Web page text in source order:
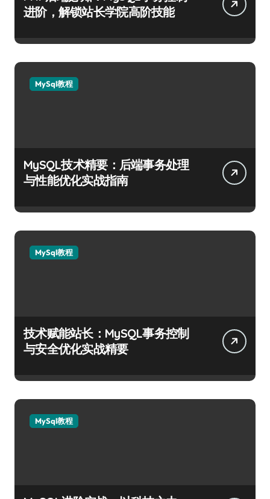
进阶，解锁站长学院高阶技能
MySql教程
MySQL技术精要：后端事务处理
与性能优化实战指南
MySql教程
技术赋能站长：MySQL事务控制
与安全优化实战精要
MySql教程